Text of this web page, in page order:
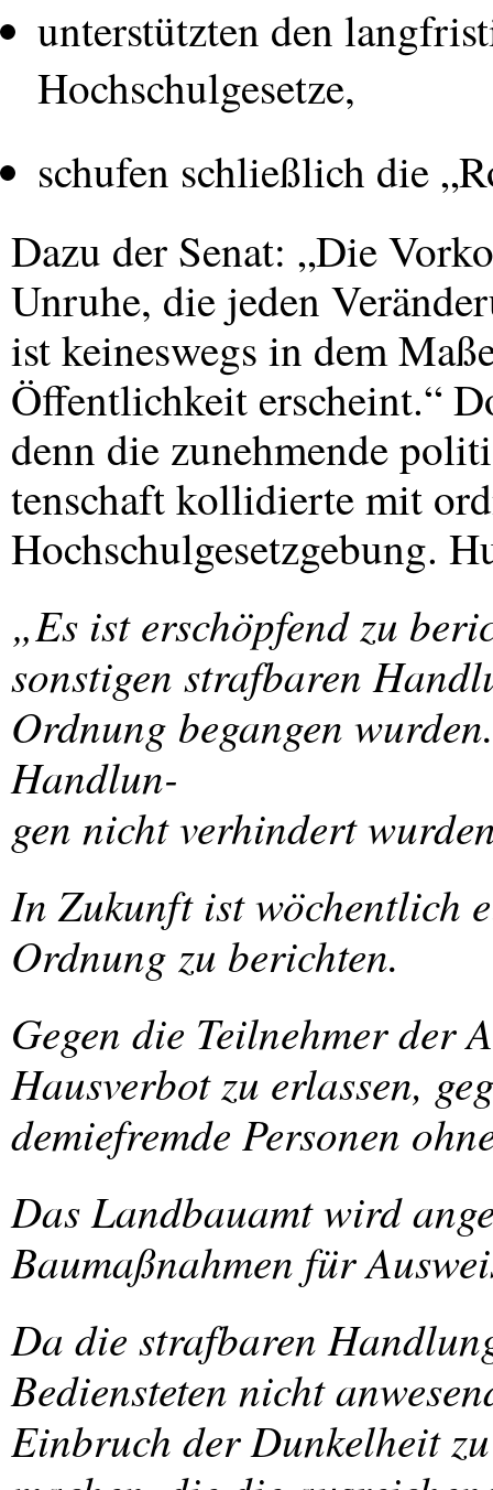
unterstützten den
Hochschulgesetze,
schufen schließlich die
Dazu der Senat: „Die
Unruhe, die jeden
ist keineswegs in dem
Öffentlichkeit erscheint.“
denn die zunehmende
tenschaft kollidierte mit
Hochschulgesetzgebung.
„Es ist erschöpfend zu
sonstigen strafbaren
Ordnung begangen
Handlun-
gen nicht verhindert
In Zukunft ist wöchentlich
Ordnung zu berichten.
Gegen die Teilnehmer der
Hausverbot zu erlassen,
demiefremde Personen
Das Landbauamt wird
Baumaßnahmen für
Da die strafbaren
Bediensteten nicht
Einbruch der Dunkelheit